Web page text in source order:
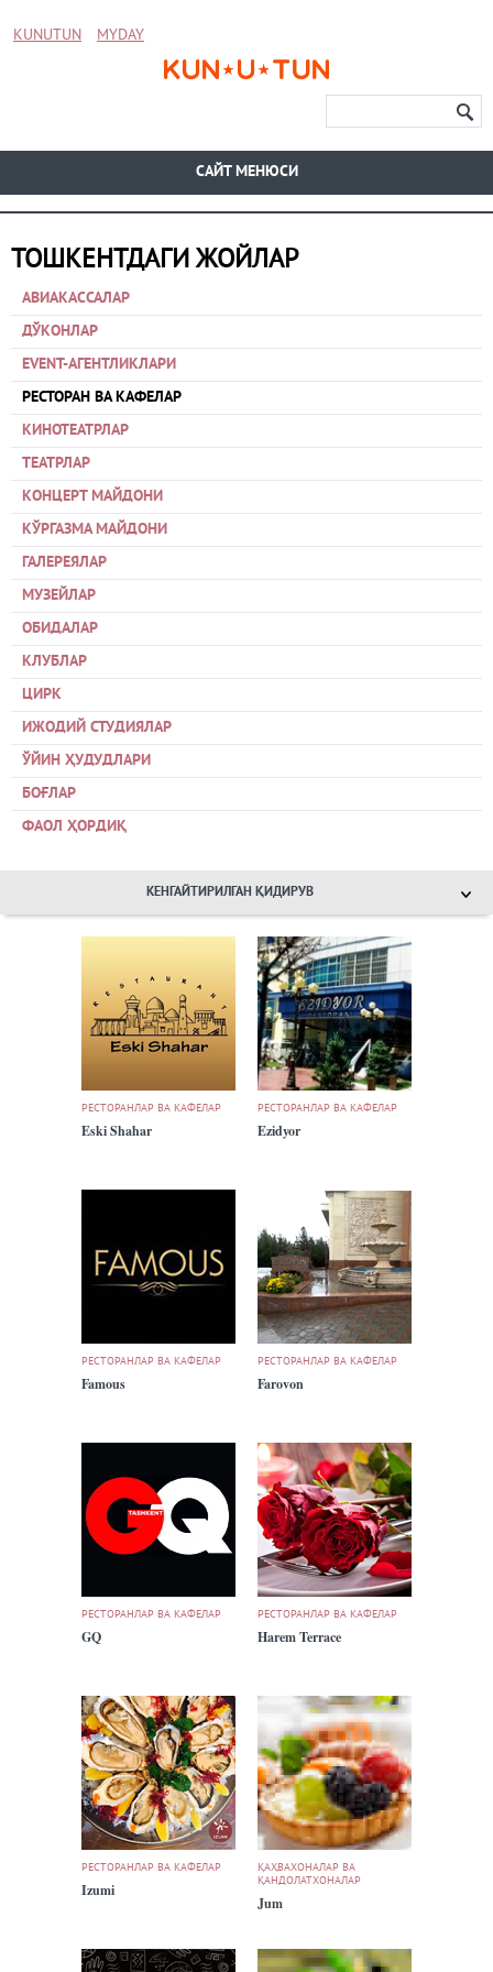
KUNUTUN MYDAY
CАЙТ МЕНЮСИ
ТОШКЕНТДАГИ ЖОЙЛАР
АВИАКАССАЛАР
ДЎКОНЛАР
EVENT-АГЕНТЛИКЛАРИ
РЕСТОРАН ВА КАФЕЛАР
КИНОТЕАТРЛАР
ТЕАТРЛАР
КОНЦЕРТ МАЙДОНИ
КЎРГАЗМА МАЙДОНИ
ГАЛЕРЕЯЛАР
МУЗЕЙЛАР
ОБИДАЛАР
КЛУБЛАР
ЦИРК
ИЖОДИЙ СТУДИЯЛАР
ЎЙИН ҲУДУДЛАРИ
БОҒЛАР
ФАОЛ ҲОРДИҚ
КЕНГАЙТИРИЛГАН ҚИДИРУВ
РЕСТОРАНЛАР ВА КАФЕЛАР
Eski Shahar
РЕСТОРАНЛАР ВА КАФЕЛАР
Ezidyor
РЕСТОРАНЛАР ВА КАФЕЛАР
Famous
РЕСТОРАНЛАР ВА КАФЕЛАР
Farovon
РЕСТОРАНЛАР ВА КАФЕЛАР
GQ
РЕСТОРАНЛАР ВА КАФЕЛАР
Harem Terrace
РЕСТОРАНЛАР ВА КАФЕЛАР
Izumi
ҚАҲВАХОНАЛАР ВА
ҚАНДОЛАТХОНАЛАР
Jum